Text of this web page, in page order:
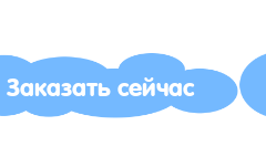
Заказать сейчас